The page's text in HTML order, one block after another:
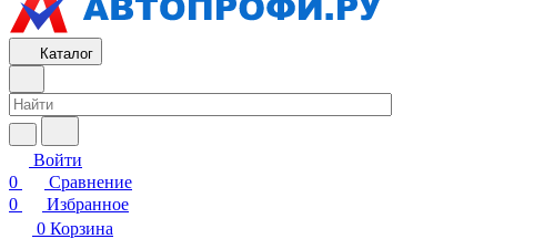
Каталог
Войти
0
Сравнение
0
Избранное
0 Корзина